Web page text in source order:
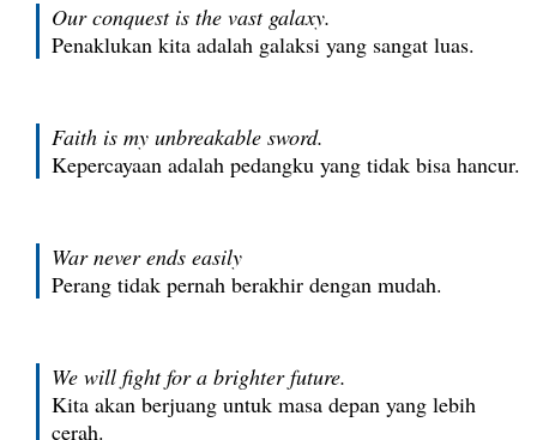
Our conquest is the vast galaxy.
Penaklukan kita adalah galaksi yang sangat luas.
Faith is my unbreakable sword.
Kepercayaan adalah pedangku yang tidak bisa hancur.
War never ends easily
Perang tidak pernah berakhir dengan mudah.
We will fight for a brighter future.
Kita akan berjuang untuk masa depan yang lebih
cerah.